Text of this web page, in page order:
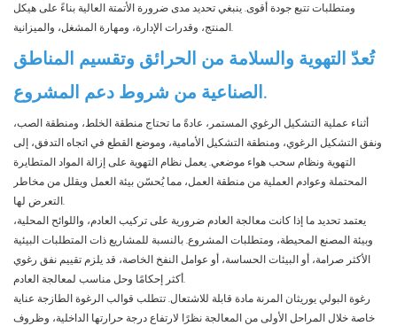
ومتطلبات تتبع جودة أقوى. ينبغي تحديد مدى ضرورة الأتمتة العالية بناءً على هيكل
المنتج، وقدرات الإدارة، ومهارة المشغل، والميزانية.
تُعدّ التهوية والسلامة من الحرائق وتقسيم المناطق
الصناعية من شروط دعم المشروع.
أثناء عملية التشكيل الرغوي المستمر، عادةً ما تحتاج منطقة الخلط، ومنطقة الصب،
ونفق التشكيل الرغوي، ومنطقة التشكيل الأمامية، وموضع القطع في اتجاه التدفق، إلى
التهوية ونظام سحب هواء موضعي. يعمل نظام التهوية على إزالة المواد المتطايرة
المحتملة وعوادم العملية من منطقة العمل، مما يُحسّن بيئة العمل ويقلل من مخاطر
التعرض لها.
يعتمد تحديد ما إذا كانت معالجة العادم ضرورية على تركيب العادم، واللوائح المحلية،
وبيئة المصنع المحيطة، ومتطلبات المشروع. بالنسبة للمشاريع ذات المتطلبات البيئية
الأكثر صرامة، أو البيئات الحساسة، أو عوامل النفخ الخاصة، قد يلزم تقييم نفق رغوي
أكثر إحكامًا وحل مناسب لمعالجة العادم.
رغوة البولي يوريثان المرنة مادة قابلة للاشتعال. تتطلب قوالب الرغوة الطازجة عناية
خاصة خلال المراحل الأولى من المعالجة نظرًا لارتفاع درجة حرارتها الداخلية، وظروف